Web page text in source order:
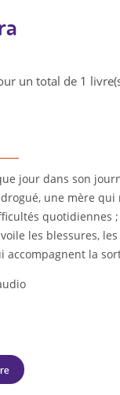
un total de 1
jour dans son
une mère qui
quotidiennes
les blessures,
accompagnent la